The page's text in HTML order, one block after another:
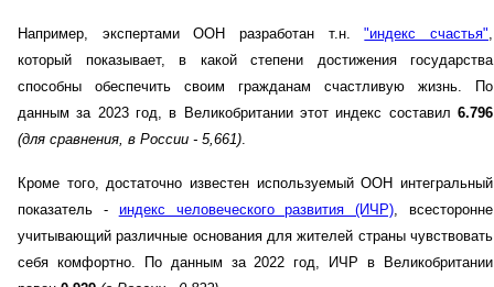
Например, экспертами ООН разработан т.н."индекс счастья",
который показывает, в какой степени достижения государства
способны обеспечить своим гражданам счастливую жизнь. По
данным за 2023 год, в Великобритании этот индекс составил 6.796
(для сравнения, в России - 5,661).
Кроме того, достаточно известен используемый ООН интегральный
показатель - индекс человеческого развития (ИЧР), всесторонне
учитывающий различные основания для жителей страны чувствовать
себя комфортно. По данным за 2022 год, ИЧР в Великобритании